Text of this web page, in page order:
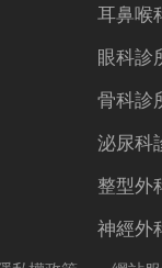
耳鼻喉
眼科診
骨科診
泌尿科
整型外
神經外